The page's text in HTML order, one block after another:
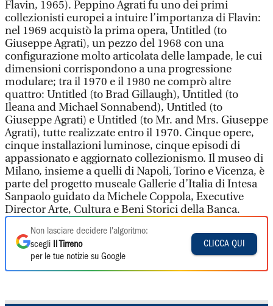
Flavin, 1965). Peppino Agrati fu uno dei primi
collezionisti europei a intuire l’importanza di Flavin:
nel 1969 acquistò la prima opera, Untitled (to
Giuseppe Agrati), un pezzo del 1968 con una
configurazione molto articolata delle lampade, le cui
dimensioni corrispondono a una progressione
modulare; tra il 1970 e il 1980 ne comprò altre
quattro: Untitled (to Brad Gillaugh), Untitled (to
Ileana and Michael Sonnabend), Untitled (to
Giuseppe Agrati) e Untitled (to Mr. and Mrs. Giuseppe
Agrati), tutte realizzate entro il 1970. Cinque opere,
cinque installazioni luminose, cinque episodi di
appassionato e aggiornato collezionismo. Il museo di
Milano, insieme a quelli di Napoli, Torino e Vicenza, è
parte del progetto museale Gallerie d’Italia di Intesa
Sanpaolo guidato da Michele Coppola, Executive
Director Arte, Cultura e Beni Storici della Banca.
Non lasciare decidere l'algoritmo:
scegli
Il Tirreno
per le tue notizie su Google
CLICCA QUI